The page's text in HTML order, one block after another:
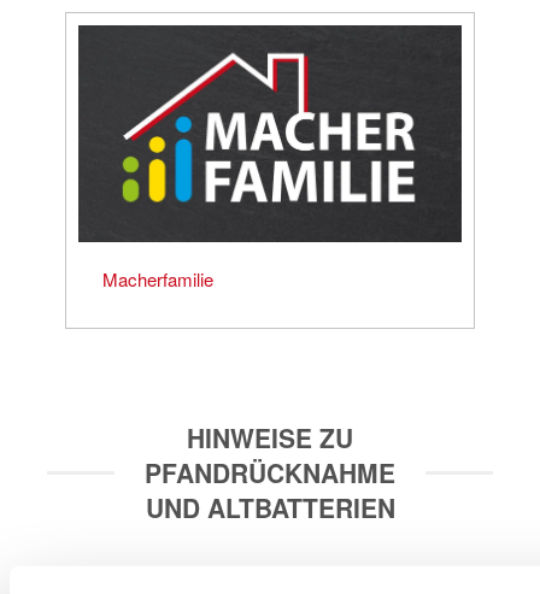
Macherfamilie
HINWEISE ZU
PFANDRÜCKNAHME
UND ALTBATTERIEN